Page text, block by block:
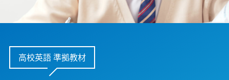
高校英語 準拠教材